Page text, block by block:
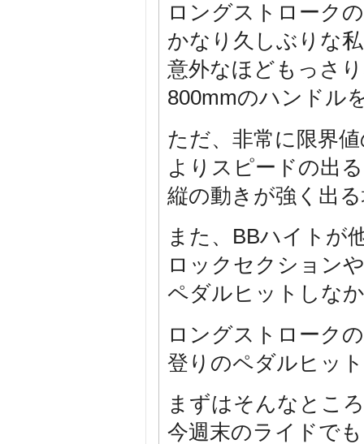
ロングストローク
かなり久しぶりな
意外なほどもっさ
800mmのハンドル
ただ、非常に限界
よりスピードの出
縦の動きが強く出
また、BBハイトが
ロックセクション
ペダルヒットしな
ロングストローク
登りのペダルヒッ
まずはそんなとこ
今週末のライドで